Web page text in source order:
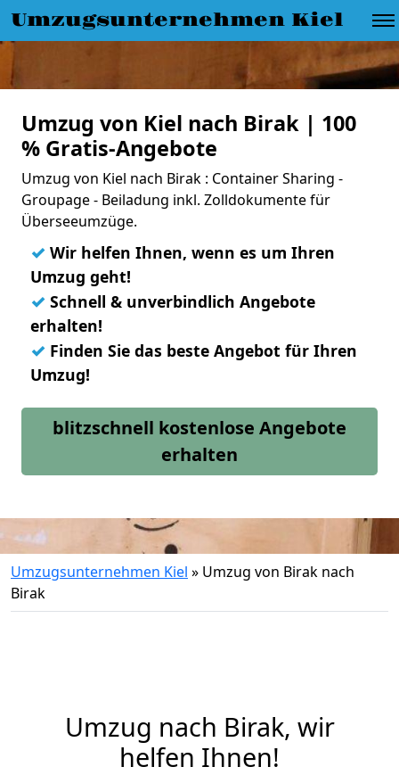
Umzugsunternehmen Kiel
Umzug von Kiel nach Birak | 100
% Gratis-Angebote
Umzug von Kiel nach Birak : Container Sharing -
Groupage - Beiladung inkl. Zolldokumente für
Überseeumzüge.
✓ Wir helfen Ihnen, wenn es um Ihren
Umzug geht!
✓ Schnell & unverbindlich Angebote
erhalten!
✓ Finden Sie das beste Angebot für Ihren
Umzug!
blitzschnell kostenlose Angebote
erhalten
Umzugsunternehmen Kiel » Umzug von Birak nach
Birak
Umzug nach Birak, wir
helfen Ihnen!